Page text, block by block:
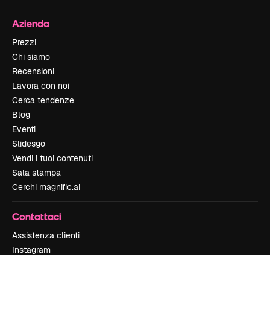
Azienda
Prezzi
Chi siamo
Recensioni
Lavora con noi
Cerca tendenze
Blog
Eventi
Slidesgo
Vendi i tuoi contenuti
Sala stampa
Cerchi magnific.ai
Contattaci
Assistenza clienti
Instagram